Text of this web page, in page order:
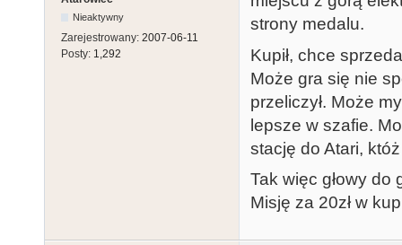
Nieaktywny
Zarejestrowany: 2007-06-11
Posty: 1,292
strony medalu.
Kupił, chce
Może gra się nie
przeliczył. Może
lepsze w szafie.
stację do Atari,
Tak więc głowy
Misję za 20zł w